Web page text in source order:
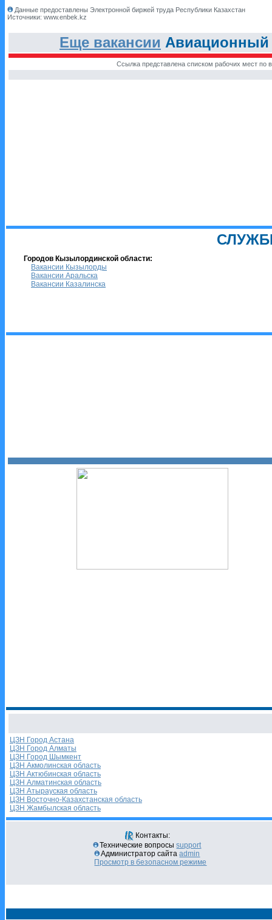
Данные предоставлены Электронной биржей труда Республики Казахстан
Источники: www.enbek.kz
Еще вакансии
Ссылка представлена списком рабочих мест по
Городов Кызылординской области:
Вакансии Кызылорды
Вакансии Аральска
Вакансии Казалинска
ЦЗН Город Астана
ЦЗН Город Алматы
ЦЗН Город Шымкент
ЦЗН Акмолинская область
ЦЗН Актюбинская область
ЦЗН Алматинская область
ЦЗН Атырауская область
ЦЗН Восточно-Казахстанская область
ЦЗН Жамбылская область
Контакты:
Технические вопросыsupport
Администратор сайтаadmin
Просмотр в безопасном режиме